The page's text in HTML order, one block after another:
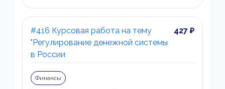
#416 Курсовая работа на тему
"Регулирование денежной системы
в России
427 ₽
Финансы